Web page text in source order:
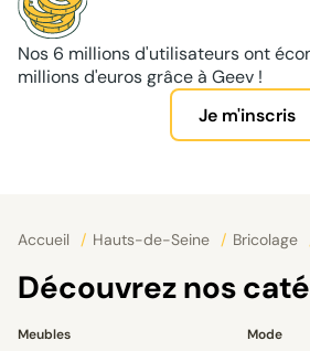
Nos 6 millions d'utilisateurs ont
millions d'euros grâce à Geev !
Je m'inscris
Accueil / Hauts-de-Seine / Bricolage
Découvrez nos
Meubles
Mode